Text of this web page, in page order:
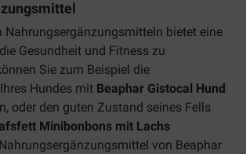
Nahrungsergänzungsmitteln bietet eine
Gesundheit und Fitness zu
Sie zum Beispiel die
Hundes mit Beaphar Gistocal Hund
oder den guten Zustand seines Fells
Minibonbons mit Lachs
von Beaphar